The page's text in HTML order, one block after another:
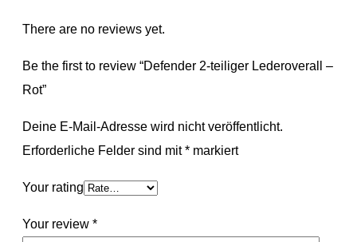
There are no reviews yet.
Be the first to review “Defender 2-teiliger Lederoverall –
Rot”
Deine E-Mail-Adresse wird nicht veröffentlicht.
Erforderliche Felder sind mit* markiert
Your rating
Your review *